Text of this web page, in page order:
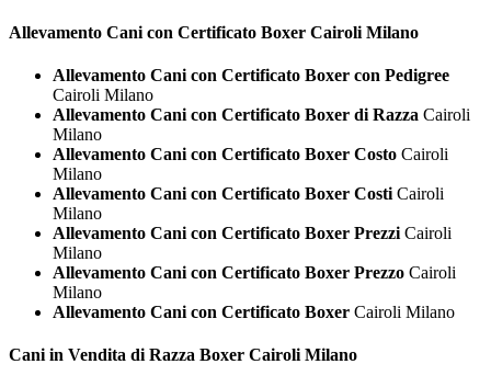
Allevamento Cani con Certificato Boxer Cairoli Milano
Allevamento Cani con Certificato Boxer con Pedigree
Cairoli Milano
Allevamento Cani con Certificato Boxer di Razza Cairoli
Milano
Allevamento Cani con Certificato Boxer Costo Cairoli
Milano
Allevamento Cani con Certificato Boxer Costi Cairoli
Milano
Allevamento Cani con Certificato Boxer Prezzi Cairoli
Milano
Allevamento Cani con Certificato Boxer Prezzo Cairoli
Milano
Allevamento Cani con Certificato Boxer Cairoli Milano
Cani in Vendita di Razza Boxer Cairoli Milano